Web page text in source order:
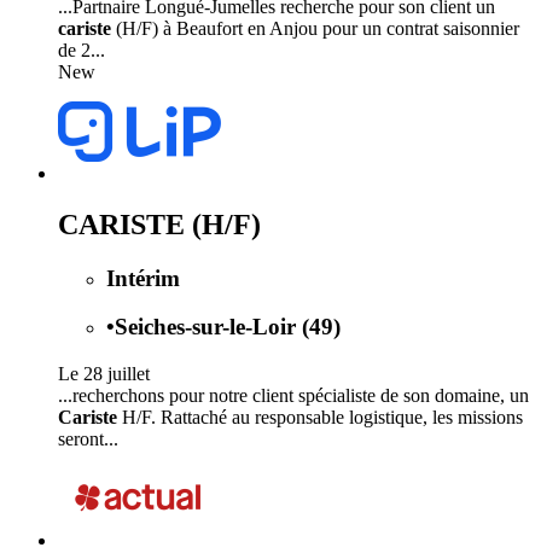
...Partnaire Longué-Jumelles recherche pour son client un
cariste (H/F) à Beaufort en Anjou pour un contrat saisonnier
de 2...
New
CARISTE (H/F)
Intérim
•Seiches-sur-le-Loir (49)
Le 28 juillet
...recherchons pour notre client spécialiste de son domaine, un
Cariste H/F. Rattaché au responsable logistique, les missions
seront...